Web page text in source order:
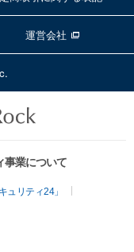
運営会社
事業について
ュリティ24」